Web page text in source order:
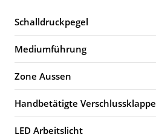
Schalldruckpegel
Mediumführung
Zone Aussen
Handbetätigte Verschlussklappe
LED Arbeitslicht